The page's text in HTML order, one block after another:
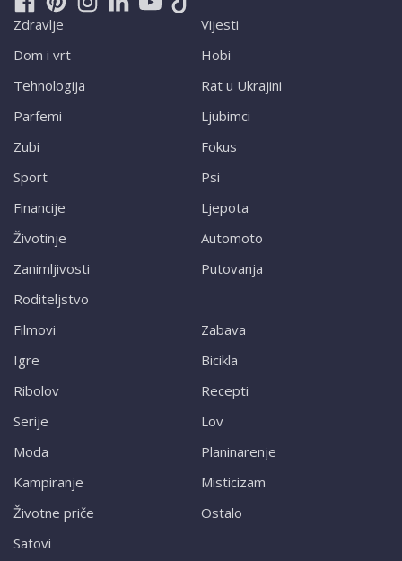
Zdravlje
Dom i vrt
Tehnologija
Parfemi
Zubi
Sport
Financije
Životinje
Zanimljivosti
Roditeljstvo
Vijesti
Hobi
Rat u Ukrajini
Ljubimci
Fokus
Psi
Ljepota
Automoto
Putovanja
Filmovi
Igre
Ribolov
Serije
Moda
Kampiranje
Životne priče
Satovi
Zabava
Bicikla
Recepti
Lov
Planinarenje
Misticizam
Ostalo